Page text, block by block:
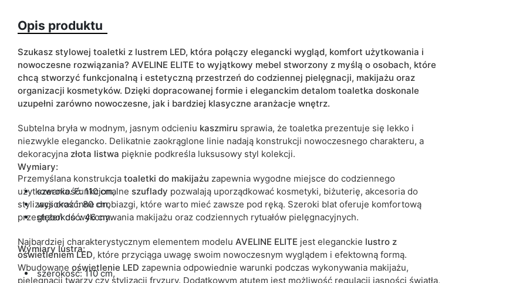
Kolorystyka
ean13 5906213921185
Termin dostawy: 6 dni roboczych
Ze względu na proces produkcyjny i właściwości materiałów, możliwe są tolerancje wymiarowe na poziomie +/- 2–3
cm.
Opis produktu
Szukasz stylowej toaletki z lustrem LED, która połączy elegancki wygląd, komfort użytkowania i
nowoczesne rozwiązania? AVELINE ELITE to wyjątkowy mebel stworzony z myślą o osobach, które
chcą stworzyć funkcjonalną i estetyczną przestrzeń do codziennej pielęgnacji, makijażu oraz
organizacji kosmetyków. Dzięki dopracowanej formie i eleganckim detalom toaletka doskonale
uzupełni zarówno nowoczesne, jak i bardziej klasyczne aranżacje wnętrz.
Subtelna bryła w modnym, jasnym odcieniu kaszmiru sprawia, że toaletka prezentuje się lekko i
niezwykle elegancko. Delikatnie zaokrąglone linie nadają konstrukcji nowoczesnego charakteru, a
dekoracyjna złota listwa pięknie podkreśla luksusowy styl kolekcji.
Przemyślana konstrukcja toaletki do makijażu zapewnia wygodne miejsce do codziennego
użytkowania. Funkcjonalne szuflady pozwalają uporządkować kosmetyki, biżuterię, akcesoria do
stylizacji oraz inne drobiazgi, które warto mieć zawsze pod ręką. Szeroki blat oferuje komfortową
przestrzeń do wykonywania makijażu oraz codziennych rytuałów pielęgnacyjnych.
Najbardziej charakterystycznym elementem modelu AVELINE ELITE jest eleganckie lustro z
oświetleniem LED, które przyciąga uwagę swoim nowoczesnym wyglądem i efektowną formą.
Wbudowane oświetlenie LED zapewnia odpowiednie warunki podczas wykonywania makijażu,
pielęgnacji twarzy czy stylizacji fryzury. Dodatkowym atutem jest możliwość regulacji jasności światła,
Wymiary:
szerokość: 110 cm,
wysokość: 80 cm,
głębokość: 46 cm.
Wymiary lustra:
szerokość: 110 cm,